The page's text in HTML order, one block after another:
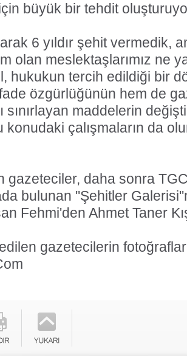
büyük bir tehdit
6 yıldır şehit vermedik,
olan meslektaşlarımız ne
hukukun tercih edildiği bir
özgürlüğünün hem de
sınırlayan maddelerin
çalışmaların da
gazeteciler, daha sonra
bulunan ''Şehitler
Fehmi'den Ahmet Taner
gazetecilerin